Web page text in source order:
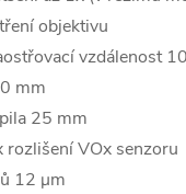
objektivu
vzdálenost
mm
25 mm
VOx senzoru
12 μm